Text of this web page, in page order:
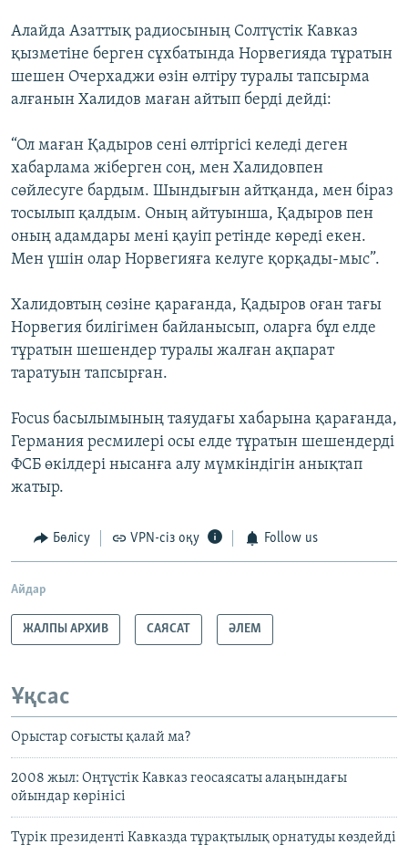
Алайда Азаттық радиосының Солтүстік Кавказ
қызметіне берген сұхбатында Норвегияда тұратын
шешен Очерхаджи өзін өлтіру туралы тапсырма
алғанын Халидов маған айтып берді дейді:
“Ол маған Қадыров сені өлтіргісі келеді деген
хабарлама жіберген соң, мен Халидовпен
сөйлесуге бардым. Шындығын айтқанда, мен біраз
тосылып қалдым. Оның айтуынша, Қадыров пен
оның адамдары мені қауіп ретінде көреді екен.
Мен үшін олар Норвегияға келуге қорқады-мыс”.
Халидовтың сөзіне қарағанда, Қадыров оған тағы
Норвегия билігімен байланысып, оларға бұл елде
тұратын шешендер туралы жалған ақпарат
таратуын тапсырған.
Focus басылымының таяудағы хабарына қарағанда,
Германия ресмилері осы елде тұратын шешендерді
ФСБ өкілдері нысанға алу мүмкіндігін анықтап
жатыр.
Бөлісу VPN-сіз оқу Follow us
Айдар
ЖАЛПЫ АРХИВ САЯСАТ ӘЛЕМ
Ұқсас
Орыстар соғысты қалай ма?
2008 жыл: Оңтүстік Кавказ геосаясаты алаңындағы
ойындар көрінісі
Түрік президенті Кавказда тұрақтылық орнатуды көздейді